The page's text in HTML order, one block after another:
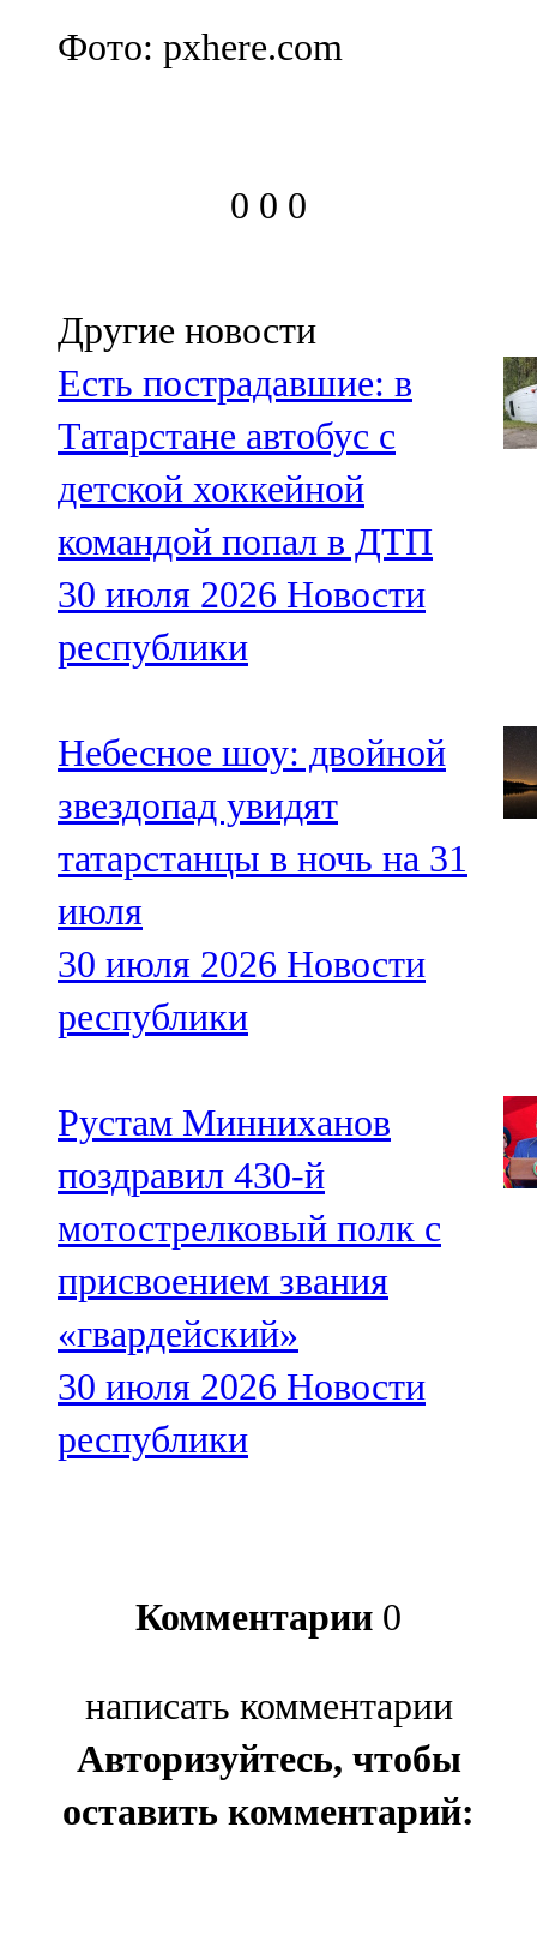
Фото: pxhere.com
0 0 0
Другие новости
Есть пострадавшие: в
Татарстане автобус с
детской хоккейной
командой попал в ДТП
30 июля 2026 Новости
республики
Небесное шоу: двойной
звездопад увидят
татарстанцы в ночь на 31
июля
30 июля 2026 Новости
республики
Рустам Минниханов
поздравил 430-й
мотострелковый полк с
присвоением звания
«гвардейский»
30 июля 2026 Новости
республики
Комментарии 0
написать комментарии
Авторизуйтесь, чтобы
оставить комментарий: